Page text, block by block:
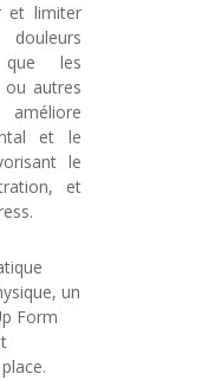
et limiter
que les
ou autres
et le
le
et
un
Form